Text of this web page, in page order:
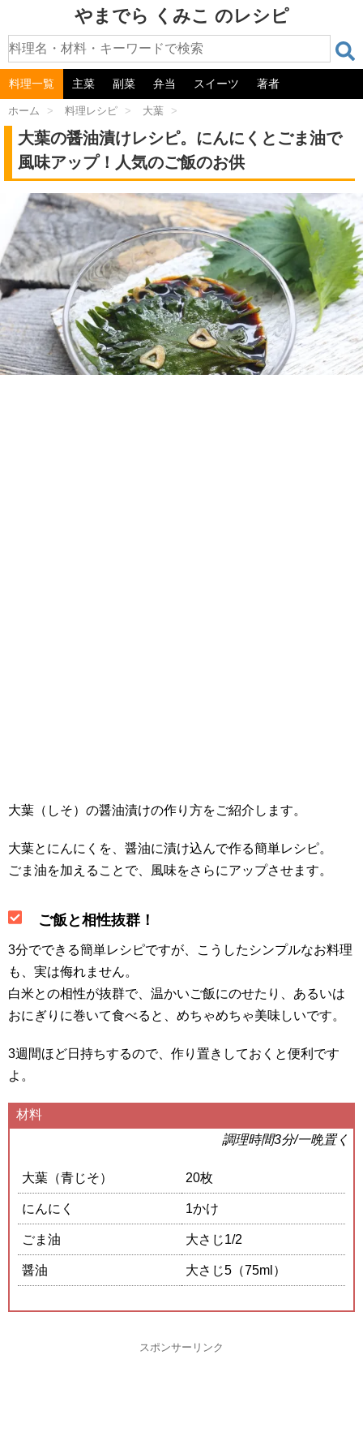
やまでら くみこ のレシピ
料理一覧 主菜 副菜 弁当 スイーツ 著者
ホーム > 料理レシピ > 大葉 >
大葉の醤油漬けレシピ。にんにくとごま油で
風味アップ！人気のご飯のお供
大葉（しそ）の醤油漬けの作り方をご紹介します。
大葉とにんにくを、醤油に漬け込んで作る簡単レシピ。
ごま油を加えることで、風味をさらにアップさせます。
ご飯と相性抜群！
3分でできる簡単レシピですが、こうしたシンプルなお料理
も、実は侮れません。
白米との相性が抜群で、温かいご飯にのせたり、あるいは
おにぎりに巻いて食べると、めちゃめちゃ美味しいです。
3週間ほど日持ちするので、作り置きしておくと便利です
よ。
材料
調理時間3分/一晩置く
大葉（青じそ） 20枚
にんにく 1かけ
ごま油 大さじ1/2
醤油 大さじ5（75ml）
スポンサーリンク